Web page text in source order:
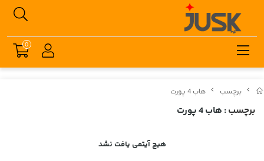
برچسب هاب 4 پورت
برچسب: هاب 4 پورت
هیچ آیتمی یافت نشد
0